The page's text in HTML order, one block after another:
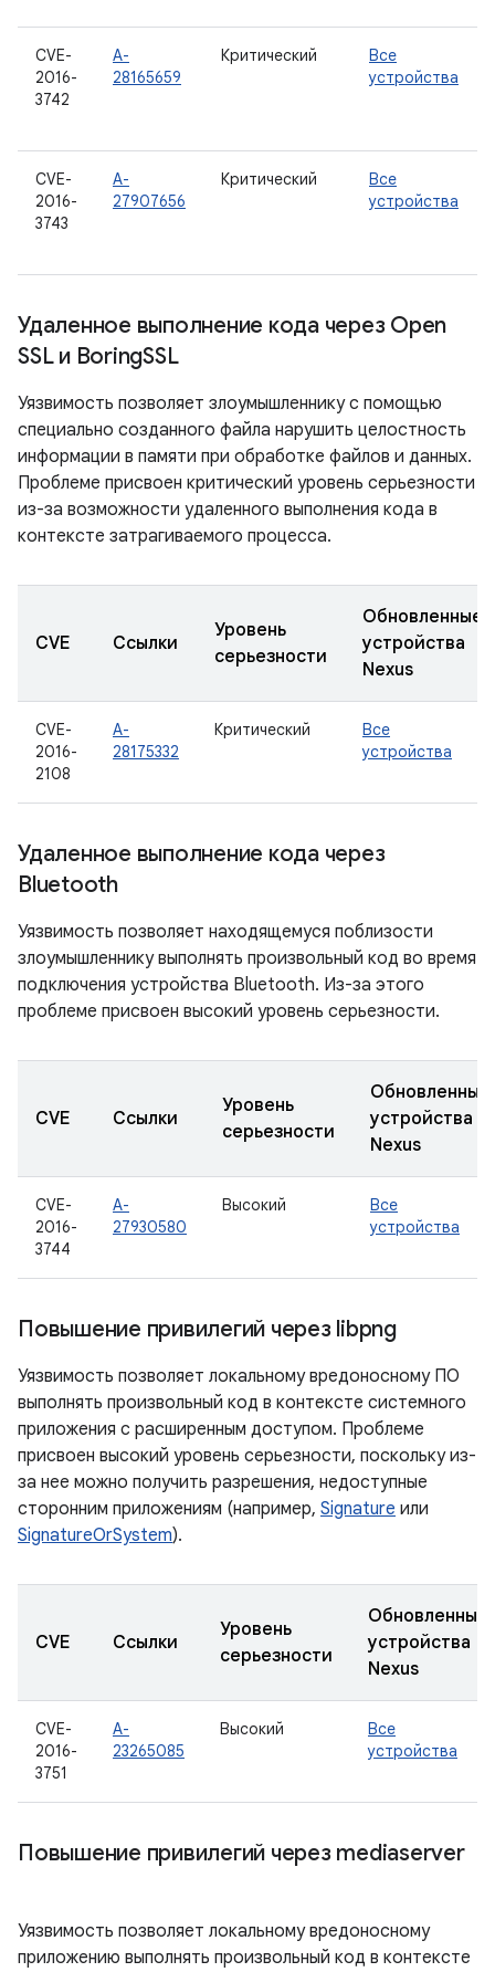
CVE-
2016-
3742
A-
28165659
Критический
Все
устройства
CVE-
2016-
3743
A-
27907656
Критический
Все
устройства
Удаленное выполнение кода через Open
SSL и BoringSSL
Уязвимость позволяет злоумышленнику с помощью
специально созданного файла нарушить целостность
информации в памяти при обработке файлов и данных.
Проблеме присвоен критический уровень серьезности
из-за возможности удаленного выполнения кода в
контексте затрагиваемого процесса.
CVE Ссылки
Уровень
серьезности
Обновленные
устройства
Nexus
CVE-
2016-
2108
A-
28175332
Критический
Все
устройства
Удаленное выполнение кода через
Bluetooth
Уязвимость позволяет находящемуся поблизости
злоумышленнику выполнять произвольный код во время
подключения устройства Bluetooth. Из-за этого
проблеме присвоен высокий уровень серьезности.
CVE Ссылки
Уровень
серьезности
Обновленные
устройства
Nexus
CVE-
2016-
3744
A-
27930580
Высокий
Все
устройства
Повышение привилегий через libpng
Уязвимость позволяет локальному вредоносному ПО
выполнять произвольный код в контексте системного
приложения с расширенным доступом. Проблеме
присвоен высокий уровень серьезности, поскольку из-
за нее можно получить разрешения, недоступные
сторонним приложениям (например, Signature или
SignatureOrSystem).
CVE Ссылки
Уровень
серьезности
Обновленные
устройства
Nexus
CVE-
2016-
3751
A-
23265085
Высокий
Все
устройства
Повышение привилегий через mediaserver
Уязвимость позволяет локальному вредоносному
приложению выполнять произвольный код в контексте